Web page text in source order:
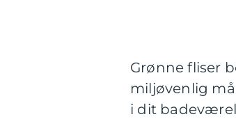
Grønne fliser
miljøvenlig
i dit